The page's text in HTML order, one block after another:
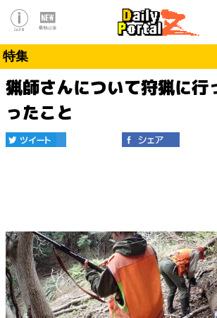
特集
猟師さんについて狩猟に行
ったこと